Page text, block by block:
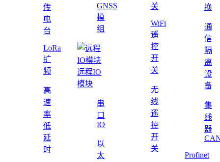
传
电
台
LoRa
扩
频
高
速
率
低
延
时
GNSS
模
组
远程IO
模块
串
口
IO
以
太
关
WiFi
遥
控
开
关
无
线
遥
控
开
关
换
通
信
隔
离
设
备
集
线
器
Profinet